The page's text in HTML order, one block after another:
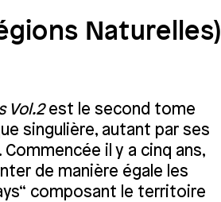
Naturelles)
Vol.2est le second tome
singulière, autant par ses
il y a cinq ans,
de manière égale les
composant le territoire